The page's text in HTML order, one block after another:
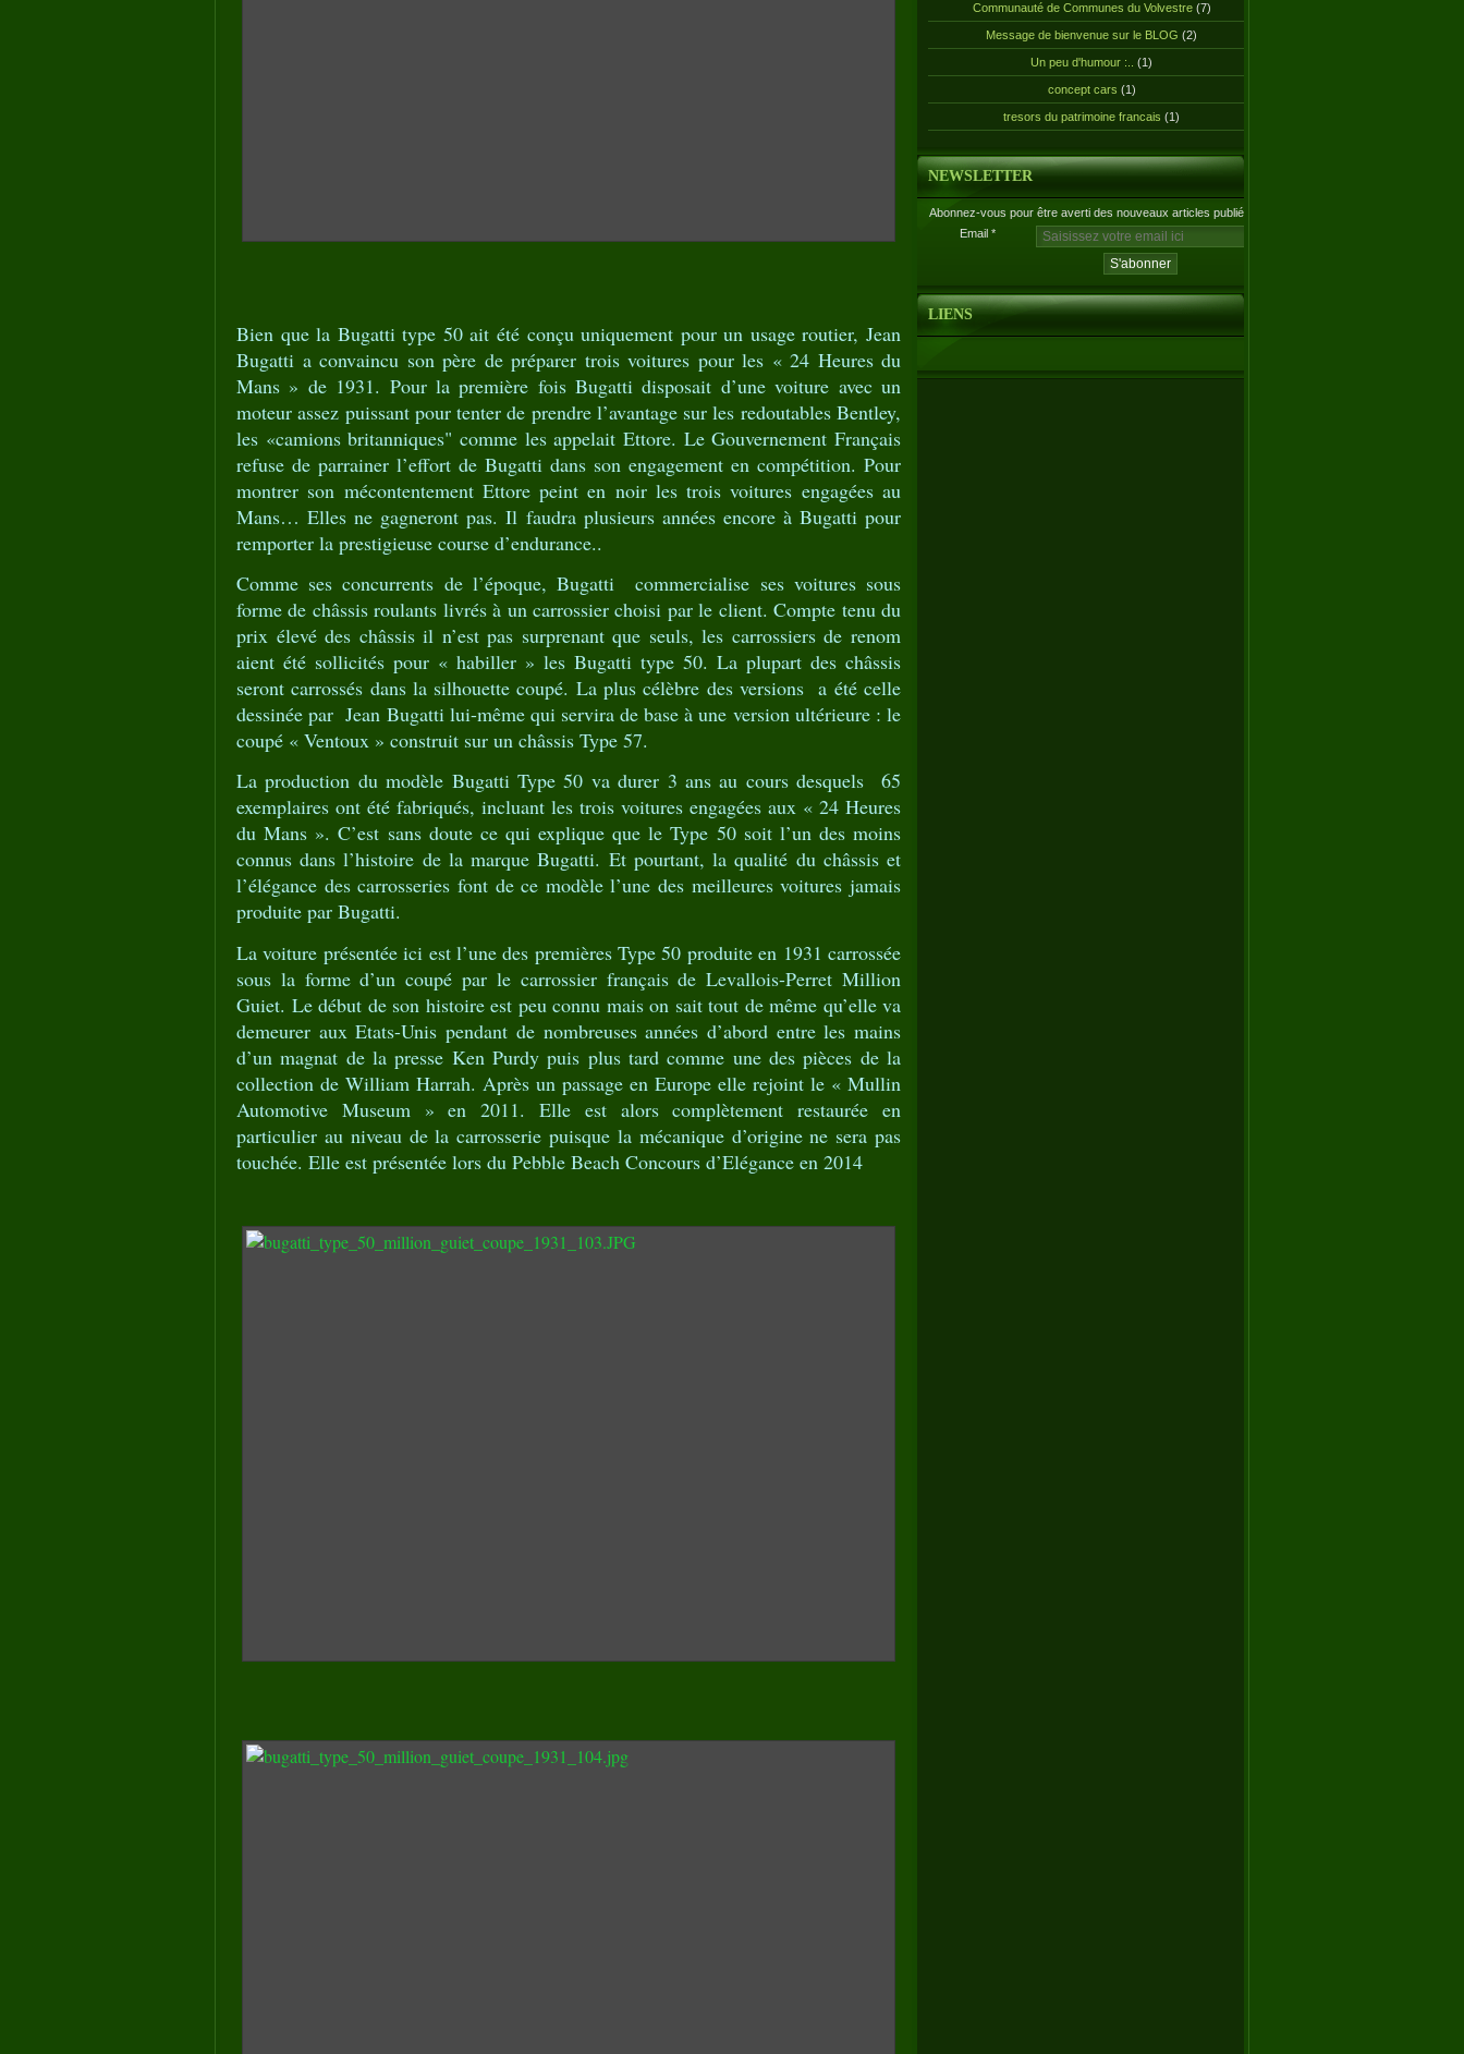
Bien que la Bugatti type 50 ait été conçu uniquement pour un usage routier, Jean
Bugatti a convaincu son père de préparer trois voitures pour les « 24 Heures du
Mans » de 1931. Pour la première fois Bugatti disposait d’une voiture avec un
moteur assez puissant pour tenter de prendre l’avantage sur les redoutables Bentley,
les «camions britanniques" comme les appelait Ettore. Le Gouvernement Français
refuse de parrainer l’effort de Bugatti dans son engagement en compétition. Pour
montrer son mécontentement Ettore peint en noir les trois voitures engagées au
Mans… Elles ne gagneront pas. Il faudra plusieurs années encore à Bugatti pour
remporter la prestigieuse course d’endurance..
Comme ses concurrents de l’époque, Bugatti commercialise ses voitures sous
forme de châssis roulants livrés à un carrossier choisi par le client. Compte tenu du
prix élevé des châssis il n’est pas surprenant que seuls, les carrossiers de renom
aient été sollicités pour « habiller » les Bugatti type 50. La plupart des châssis
seront carrossés dans la silhouette coupé. La plus célèbre des versions a été celle
dessinée par Jean Bugatti lui-même qui servira de base à une version ultérieure : le
coupé « Ventoux » construit sur un châssis Type 57.
La production du modèle Bugatti Type 50 va durer 3 ans au cours desquels 65
exemplaires ont été fabriqués, incluant les trois voitures engagées aux « 24 Heures
du Mans ». C’est sans doute ce qui explique que le Type 50 soit l’un des moins
connus dans l’histoire de la marque Bugatti. Et pourtant, la qualité du châssis et
l’élégance des carrosseries font de ce modèle l’une des meilleures voitures jamais
produite par Bugatti.
La voiture présentée ici est l’une des premières Type 50 produite en 1931 carrossée
sous la forme d’un coupé par le carrossier français de Levallois-Perret Million
Guiet. Le début de son histoire est peu connu mais on sait tout de même qu’elle va
demeurer aux Etats-Unis pendant de nombreuses années d’abord entre les mains
d’un magnat de la presse Ken Purdy puis plus tard comme une des pièces de la
collection de William Harrah. Après un passage en Europe elle rejoint le « Mullin
Automotive Museum » en 2011. Elle est alors complètement restaurée en
particulier au niveau de la carrosserie puisque la mécanique d’origine ne sera pas
touchée. Elle est présentée lors du Pebble Beach Concours d’Elégance en 2014
Communauté de Communes du Volvestre(7)
Message de bienvenue sur le BLOG (2)
Un peu d'humour :.. (1)
concept cars (1)
tresors du patrimoine francais (1)
NEWSLETTER
Abonnez-vous pour être averti des nouveaux articles publiés.
Email
LIENS